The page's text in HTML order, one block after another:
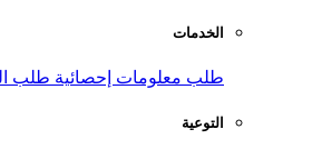
الخدمات
طلب معلومات إحصائية طلب
التوعية